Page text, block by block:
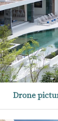
Drone